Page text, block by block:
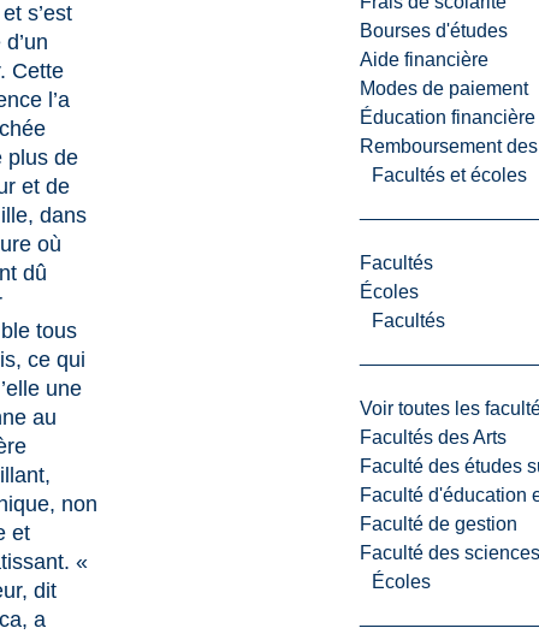
Bourses d'études
Aide financière
Modes de paiement
Éducation financière
Remboursement
Facultés et écoles
Facultés
Écoles
Facultés
Voir toutes les
Facultés des Arts
Faculté des études
Faculté d'éducation
Faculté de gestion
Faculté des
Écoles
s’est
Cette
l’a
plus de
et de
dans
où
dû
tous
ce qui
une
au
non
et
«
dit
a